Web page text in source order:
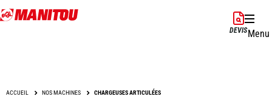
Aller
au
DEVISMenu
ACCUEIL NOS MACHINES CHARGEUSES ARTICULÉES